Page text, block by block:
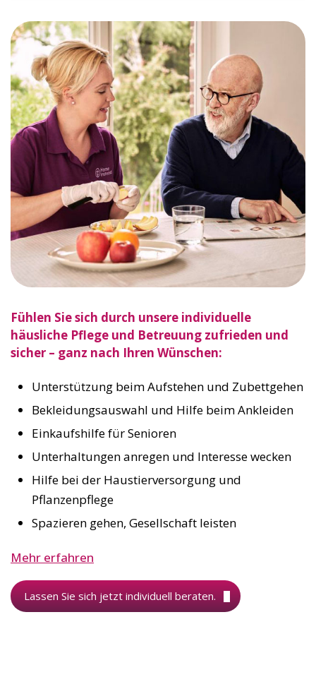
Fühlen Sie sich durch unsere individuelle
häusliche Pflege und Betreuung zufrieden und
sicher – ganz nach Ihren Wünschen:
Unterstützung beim Aufstehen und Zubettgehen
Bekleidungsauswahl und Hilfe beim Ankleiden
Einkaufshilfe für Senioren
Unterhaltungen anregen und Interesse wecken
Hilfe bei der Haustierversorgung und
Pflanzenpflege
Spazieren gehen, Gesellschaft leisten
Mehr erfahren
Lassen Sie sich jetzt individuell beraten.